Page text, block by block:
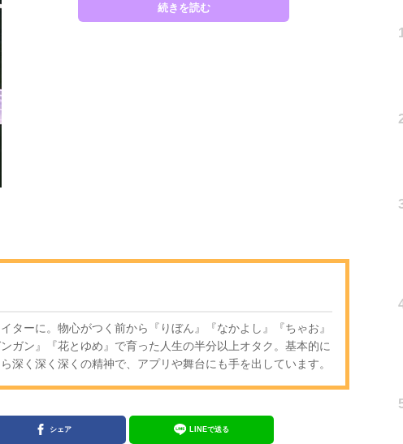
続きを読む
ターに。物心がつく前から『りぼん』『なかよし』『ちゃお』
ガン』『花とゆめ』で育った人生の半分以上オタク。基本的に
深く深く深くの精神で、アプリや舞台にも手を出しています。
シェア LINEで送る